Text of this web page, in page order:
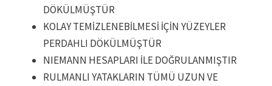
DÖKÜLMÜŞTÜR
KOLAY TEMİZLENEBİLMESİ İÇİN YÜZEYLER
PERDAHLI DÖKÜLMÜŞTÜR
NIEMANN HESAPLARI İLE DOĞRULANMIŞTIR
RULMANLI YATAKLARIN TÜMÜ UZUN VE